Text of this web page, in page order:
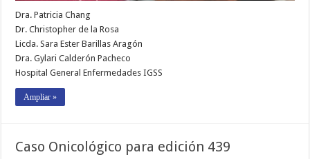
Dra. Patricia Chang
Dr. Christopher de la Rosa
Licda. Sara Ester Barillas Aragón
Dra. Gylari Calderón Pacheco
Hospital General Enfermedades IGSS
Ampliar »
Caso Onicológico para edición 439